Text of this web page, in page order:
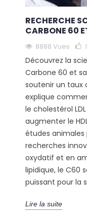
RECHERCHE
CARBONE 60
8888 Vues
Découvrez la
Carbone 60 et
soutenir un taux
explique
le cholestérol
augmenter le
études
recherches
oxydatif et en
lipidique, le C60
puissant pour la
Lire la suite